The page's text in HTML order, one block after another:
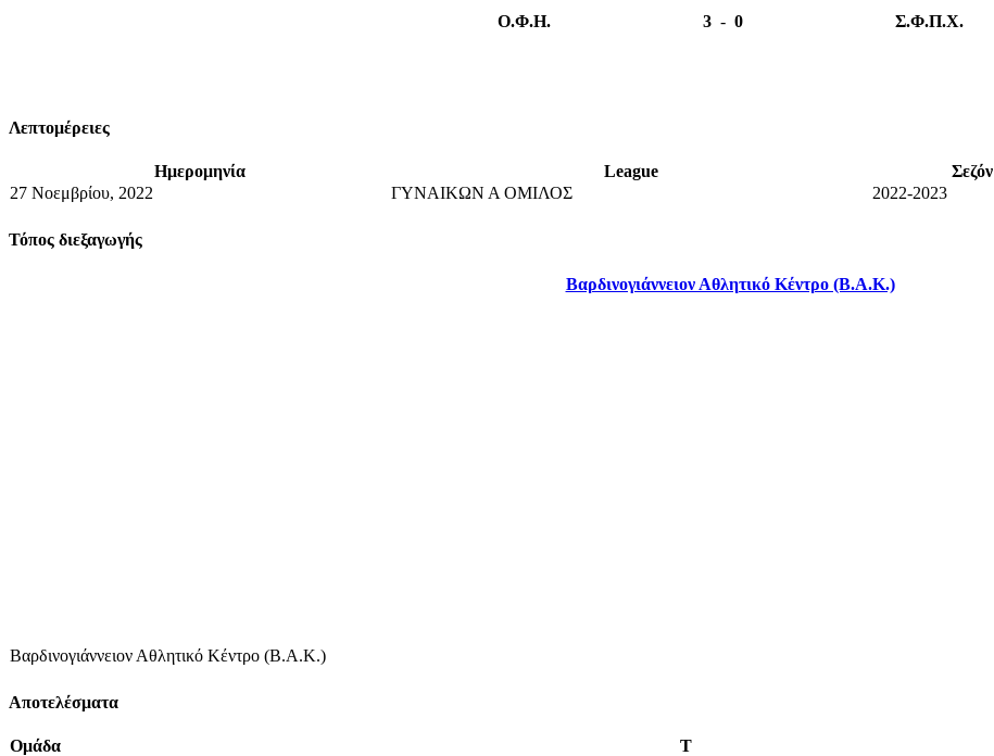
Ο.Φ.Η. 3 - 0 Σ.Φ.Π.Χ.
Λεπτομέρειες
Ημερομηνία League Σεζόν
27 Νοεμβρίου, 2022
ΓΥΝΑΙΚΩΝ Α ΟΜΙΛΟΣ 2022-2023
Τόπος διεξαγωγής
Βαρδινογιάννειον Αθλητικό Κέντρο (Β.Α.Κ.)
Βαρδινογιάννειον Αθλητικό Κέντρο (Β.Α.Κ.)
Αποτελέσματα
Ομάδα T